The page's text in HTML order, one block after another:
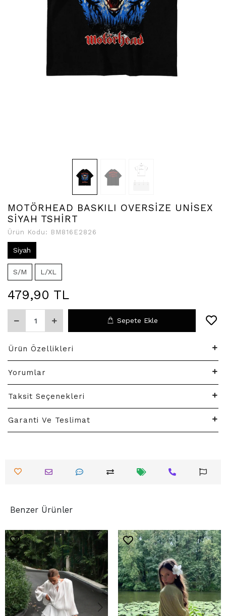
MOTÖRHEAD BASKILI OVERSİZE UNİSEX
SİYAH TSHİRT
Ürün Kodu: BM816E2826
Siyah
S/M L/XL
479,90 TL
Sepete Ekle
Ürün Özellikleri
Yorumlar
Taksit Seçenekleri
Garanti Ve Teslimat
Benzer Ürünler